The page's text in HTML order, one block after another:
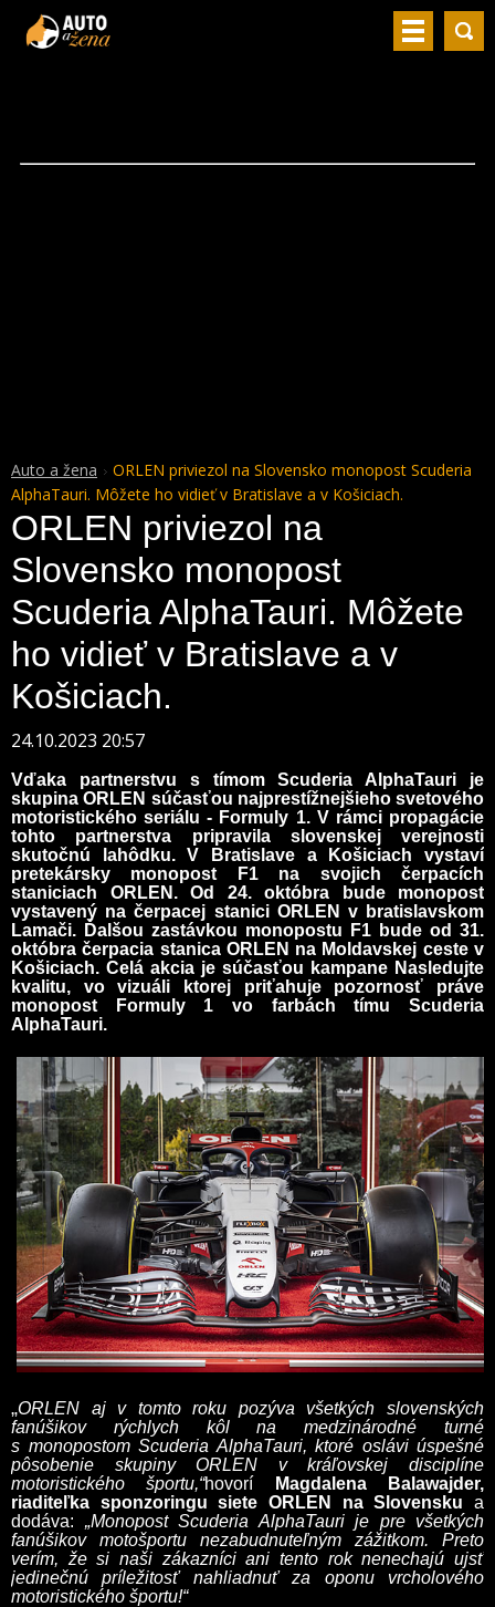
Auto a žena
ORLEN priviezol na Slovensko monopost Scuderia
AlphaTauri. Môžete ho vidieť v Bratislave a v Košiciach.
ORLEN priviezol na
Slovensko monopost
Scuderia AlphaTauri. Môžete
ho vidieť v Bratislave a v
Košiciach.
24.10.2023 20:57
Vďaka partnerstvu s tímom Scuderia AlphaTauri je
skupina ORLEN súčasťou najprestížnejšieho svetového
motoristického seriálu - Formuly 1. V rámci propagácie
tohto partnerstva pripravila slovenskej verejnosti
skutočnú lahôdku. V Bratislave a Košiciach vystaví
pretekársky monopost F1 na svojich čerpacích
staniciach ORLEN. Od 24. októbra bude monopost
vystavený na čerpacej stanici ORLEN v bratislavskom
Lamači. Ďalšou zastávkou monopostu F1 bude od 31.
októbra čerpacia stanica ORLEN na Moldavskej ceste v
Košiciach. Celá akcia je súčasťou kampane Nasledujte
kvalitu, vo vizuáli ktorej priťahuje pozornosť práve
monopost Formuly 1 vo farbách tímu Scuderia
AlphaTauri.
„ORLEN aj v tomto roku pozýva všetkých slovenských
fanúšikov rýchlych kôl na medzinárodné turné
s monopostom Scuderia AlphaTauri, ktoré oslávi úspešné
pôsobenie skupiny ORLEN v kráľovskej disciplíne
motoristického športu,“hovorí
Magdalena Balawajder,
riaditeľka sponzoringu siete ORLEN na Slovensku a
dodáva: „Monopost Scuderia AlphaTauri je pre všetkých
fanúšikov motošportu nezabudnuteľným zážitkom. Preto
verím, že si naši zákazníci ani tento rok nenechajú ujsť
jedinečnú príležitosť nahliadnuť za oponu vrcholového
motoristického športu!“